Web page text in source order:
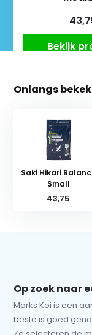
Bekijk
Onlangs
Saki Hikari
Small
43,75
Op zoek naar
Marks Koi is een
beste is goed